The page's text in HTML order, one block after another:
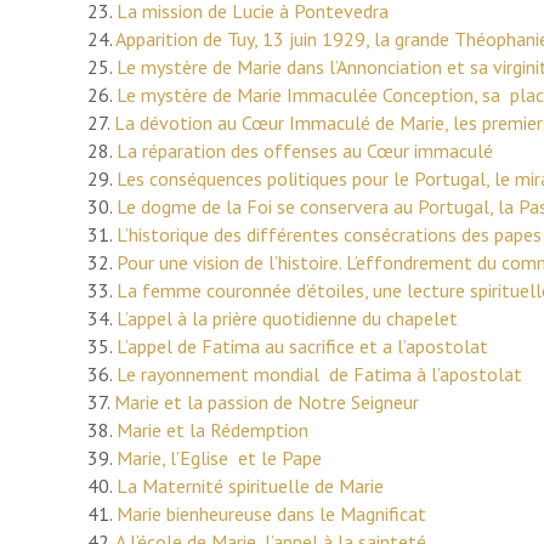
23. La mission de Lucie à Pontevedra
24.Apparition de Tuy, 13 juin 1929, la grande
25. Le mystère de Marie dans l’Annonciation et sa
26. Le mystère de Marie Immaculée Conception, sa
27. La dévotion au Cœur Immaculé de Marie, les
28. La réparation des offenses au Cœur immaculé
29. Les conséquences politiques pour le Portugal, le
30. Le dogme de la Foi se conservera au Portugal, la
31. L’historique des différentes consécrations des papes
32. Pour une vision de l’histoire. L’effondrement du
33. La femme couronnée d’étoiles, une lecture
34. L’appel à la prière quotidienne du chapelet
35. L’appel de Fatima au sacrifice et a l’apostolat
36. Le rayonnement mondial de Fatima à l’apostolat
37. Marie et la passion de Notre Seigneur
38. Marie et la Rédemption
39. Marie, l’Eglise et le Pape
40. La Maternité spirituelle de Marie
41. Marie bienheureuse dans le Magnificat